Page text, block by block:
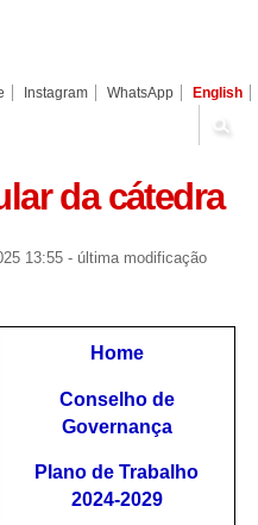
Instagram WhatsApp English
da cátedra
13:55 - última modificação
Home
Conselho de
Governança
Plano de Trabalho
2024-2029